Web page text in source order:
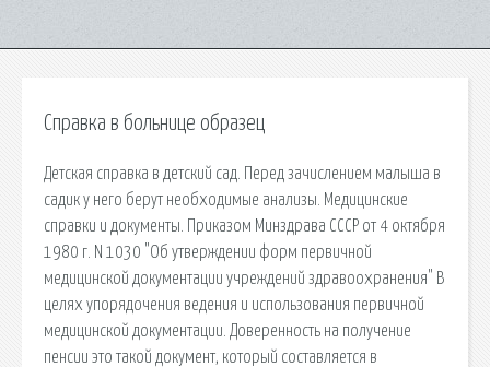
Справка в больнице образец
Детская справка в детский сад. Перед зачислением малыша в
садик у него берут необходимые анализы. Медицинские
справки и документы. Приказом Минздрава СССР от 4 октября
1980 г. N 1030 "Об утверждении форм первичной
медицинской документации учреждений здравоохранения" В
целях упорядочения ведения и использования первичной
медицинской документации. Доверенность на получение
пенсии это такой документ, который составляется в